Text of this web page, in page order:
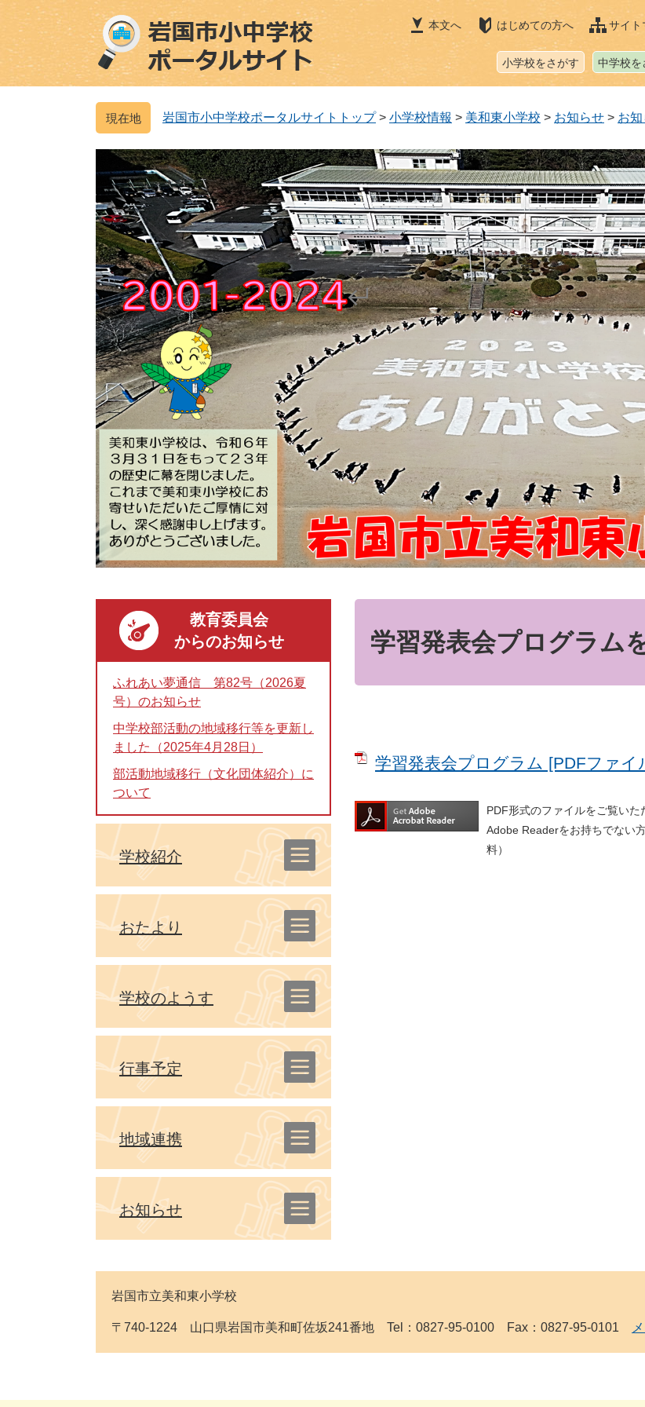
ジ
の
先
ュ
ー
を
本文へ はじめての方へ サイト
小学校をさがす 中学校を
岩国市小中学校ポータルサイトトップ > 小学校情報 > 美和東小学校 > お知らせ > お
学習発表会プログラム
学習発表会プログラム [PDFファイ
PDF形式のファイルをご覧いた
Adobe Readerをお持ちでない
料）
教育委員会
からのお知らせ
ふれあい夢通信 第82号（2026夏
号）のお知らせ
中学校部活動の地域移行等を更新し
ました（2025年4月28日）
部活動地域移行（文化団体紹介）に
ついて
学校紹介
おたより
学校のようす
行事予定
地域連携
お知らせ
岩国市立美和東小学校
〒740-1224 山口県岩国市美和町佐坂241番地 Tel：0827-95-0100 Fax：0827-95-0101